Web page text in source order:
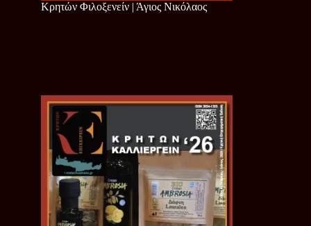
Κρητών Φιλοξενείν | Άγιος Νικόλαος